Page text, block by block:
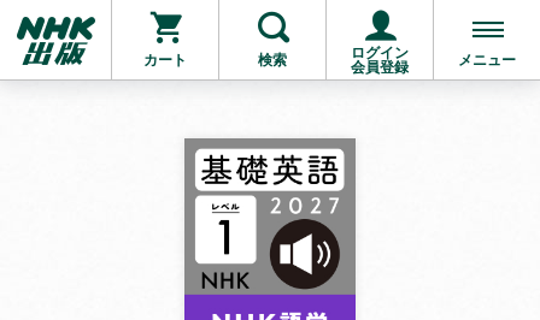
カート 検索
ログイン
会員登録
メニュー